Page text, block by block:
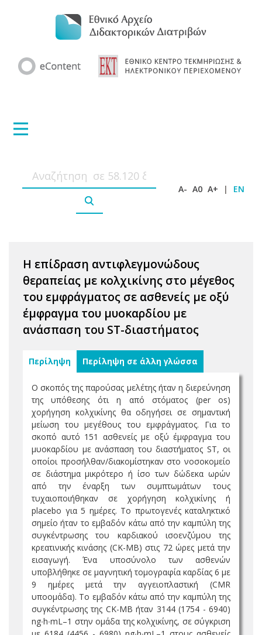
A- A0 A+ | EN
Η επίδραση αντιφλεγμονώδους
θεραπείας με κολχικίνης στο μέγεθος
του εμφράγματος σε ασθενείς με οξύ
έμφραγμα του μυοκαρδίου με
ανάσπαση του ST-διαστήματος
Περίληψη Περίληψη σε άλλη γλώσσα
Ο σκοπός της παρούσας μελέτης ήταν η διερεύνηση
της υπόθεσης ότι η από στόματος (per os)
χορήγηση κολχικίνης θα οδηγήσει σε σημαντική
μείωση του μεγέθους του εμφράγματος. Για το
σκοπό αυτό 151 ασθενείς με οξύ έμφραγμα του
μυοκαρδίου με ανάσπαση του διαστήματος ST, οι
οποίοι προσήλθαν/διακομίστηκαν στο νοσοκομείο
σε διάστημα μικρότερο ή ίσο των δώδεκα ωρών
από την έναρξη των συμπτωμάτων τους
τυχαιοποιήθηκαν σε χορήγηση κολχικίνης ή
placebo για 5 ημέρες. Το πρωτογενές καταληκτικό
σημείο ήταν το εμβαδόν κάτω από την καμπύλη της
συγκέντρωσης του καρδιακού ισοενζύμου της
κρεατινικής κινάσης (CK-MB) στις 72 ώρες μετά την
εισαγωγή. Ένα υποσύνολο των ασθενών
υποβλήθηκε σε μαγνητική τομογραφία καρδίας 6 με
9 ημέρες μετά την αγγειοπλαστική (CMR
υποομάδα). Το εμβαδόν κάτω από την καμπύλη της
συγκέντρωσης της CK-MB ήταν 3144 (1754 - 6940)
ng∙h∙mL–1 στην ομάδα της κολχικίνης, σε σύγκριση